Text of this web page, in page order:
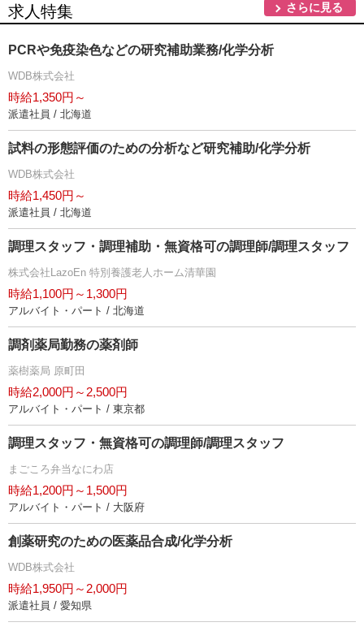
求人特集 さらに見る
PCRや免疫染色などの研究補助業務/化学分析
WDB株式会社
時給1,350円～
派遣社員 / 北海道
試料の形態評価のための分析など研究補助/化学分析
WDB株式会社
時給1,450円～
派遣社員 / 北海道
調理スタッフ・調理補助・無資格可の調理師/調理スタッフ
株式会社LazoEn 特別養護老人ホーム清華園
時給1,100円～1,300円
アルバイト・パート / 北海道
調剤薬局勤務の薬剤師
薬樹薬局 原町田
時給2,000円～2,500円
アルバイト・パート / 東京都
調理スタッフ・無資格可の調理師/調理スタッフ
まごころ弁当なにわ店
時給1,200円～1,500円
アルバイト・パート / 大阪府
創薬研究のための医薬品合成/化学分析
WDB株式会社
時給1,950円～2,000円
派遣社員 / 愛知県